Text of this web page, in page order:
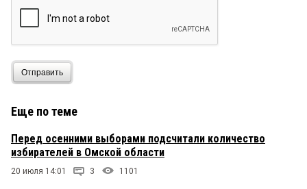
Отправить
Еще по теме
Перед осенними выборами подсчитали количество
избирателей в Омской области
20 июля 14:01 3 1101